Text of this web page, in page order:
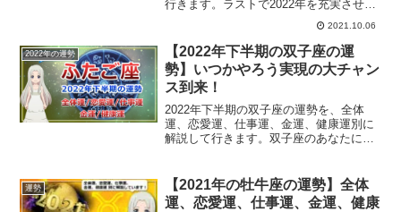
行きます。ラストで2022年を充実させる
ためのオラクルメッセージも載せていま
す。牡牛座のあなたの2022年の運勢は？
2021.10.06
2022年の運勢
【2022年下半期の双子座の運
勢】いつかやろう実現の大チャン
ス到来！
2022年下半期の双子座の運勢を、全体
運、恋愛運、仕事運、金運、健康運別に
解説して行きます。双子座のあなたにと
運勢
【2021年の牡牛座の運勢】全体
運、恋愛運、仕事運、金運、健康